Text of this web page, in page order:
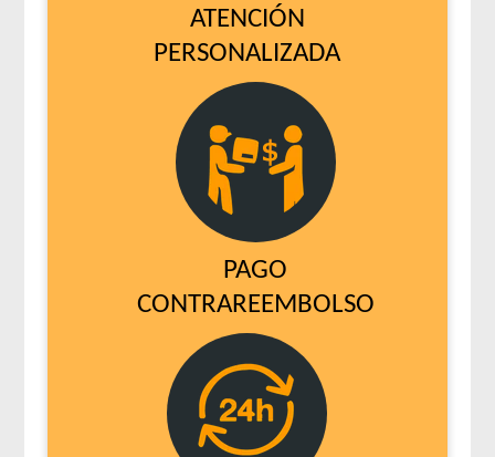
ATENCIÓN
PERSONALIZADA
PAGO
CONTRAREEMBOLSO